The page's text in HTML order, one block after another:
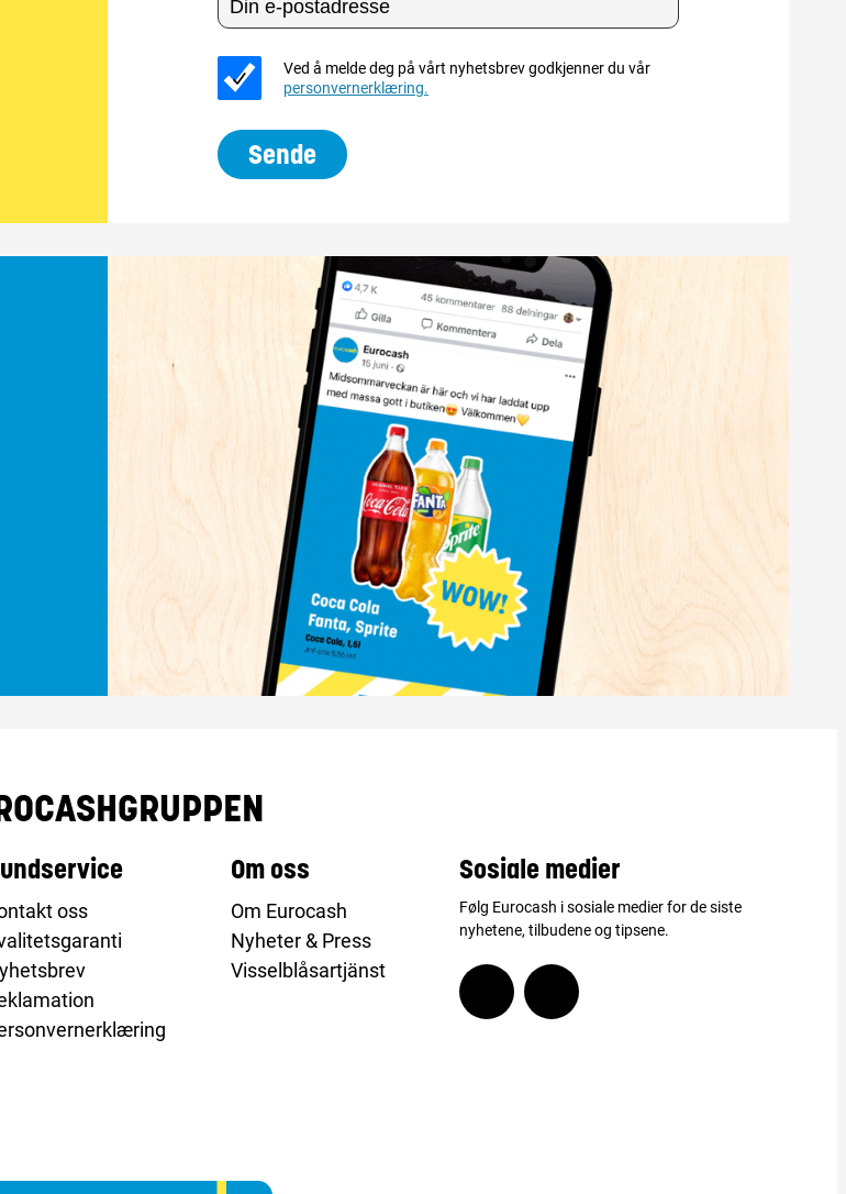
Ved å melde deg på vårt nyhetsbrev godkjenner du vår
personvernerklæring.
Sende
oss
Om oss
Om Eurocash
Nyheter & Press
Visselblåsartjänst
Sosiale medier
Følg Eurocash i sosiale medier for de siste
nyhetene, tilbudene og tipsene.